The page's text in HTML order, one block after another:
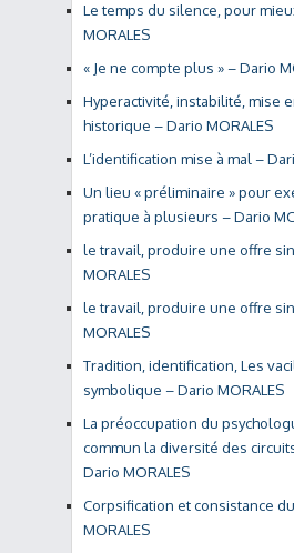
Le temps du silence, pour
MORALES
« Je ne compte plus » – Dario
Hyperactivité, instabilité, mise
historique – Dario MORALES
L’identification mise à mal –
Un lieu « préliminaire » pour
pratique à plusieurs – Dario
le travail, produire une offre
MORALES
le travail, produire une offre
MORALES
Tradition, identification, Les
symbolique – Dario MORALES
La préoccupation du
commun la diversité des
Dario MORALES
Corpsification et consistance
MORALES